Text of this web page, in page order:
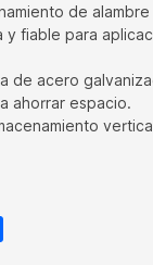
de
y fiable para
de acero
ahorrar espacio.